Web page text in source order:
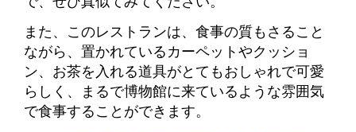
また、このレストランは、食事の質もさること
ながら、置かれているカーペットやクッショ
ン、お茶を入れる道具がとてもおしゃれで可愛
らしく、まるで博物館に来ているような雰囲気
で食事することができます。